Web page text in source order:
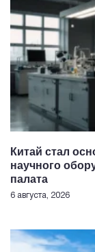
Китай стал
научного
палата
6 августа, 2026